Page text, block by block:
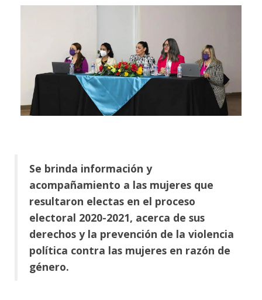
Se brinda información y
acompañamiento a las mujeres que
resultaron electas en el proceso
electoral 2020-2021, acerca de sus
derechos y la prevención de la violencia
política contra las mujeres en razón de
género.